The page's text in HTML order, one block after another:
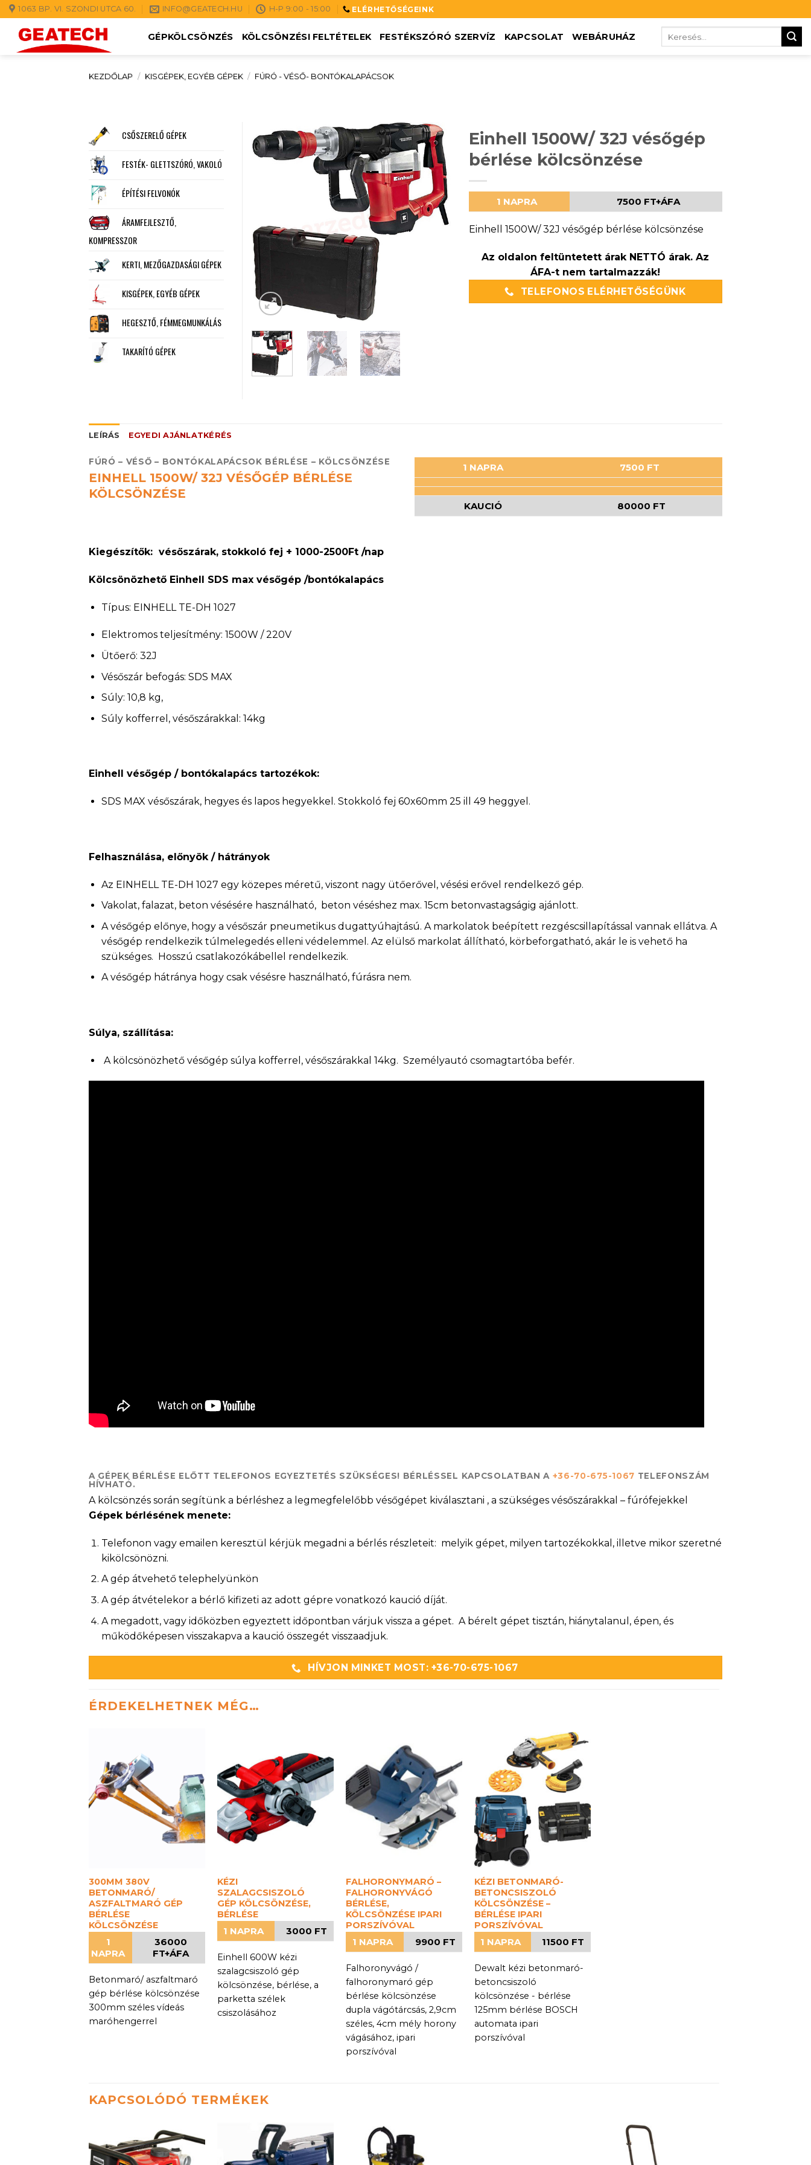
Skip
content
1063 BP. VI. SZONDI UTCA 60. INFO@GEATECH.HU H-P 9:00 - 15:00 ELÉRHETŐSÉGEINK
GÉPKÖLCSÖNZÉS KÖLCSÖNZÉSI FELTÉTELEK FESTÉKSZÓRÓ SZERVÍZ KAPCSOLAT WEBÁRUHÁZ
KEZDŐLAP / KISGÉPEK, EGYÉB GÉPEK / FÚRÓ - VÉSŐ- BONTÓKALAPÁCSOK
Einhell 1500W/ 32J vésőgép
bérlése kölcsönzése
1 NAPRA 7500 FT+ÁFA
Einhell 1500W/ 32J vésőgép bérlése kölcsönzése
Az oldalon feltüntetett árak NETTÓ árak. Az
ÁFA-t nem tartalmazzák!
TELEFONOS ELÉRHETŐSÉGÜNK
CSŐSZERELŐ GÉPEK
FESTÉK- GLETTSZÓRÓ, VAKOLÓ
ÉPÍTÉSI FELVONÓK
ÁRAMFEJLESZTŐ,
KOMPRESSZOR
KERTI, MEZŐGAZDASÁGI GÉPEK
KISGÉPEK, EGYÉB GÉPEK
HEGESZTŐ, FÉMMEGMUNKÁLÁS
TAKARÍTÓ GÉPEK
LEÍRÁS EGYEDI AJÁNLATKÉRÉS
FÚRÓ – VÉSŐ – BONTÓKALAPÁCSOK BÉRLÉSE – KÖLCSÖNZÉSE
EINHELL 1500W/ 32J VÉSŐGÉP BÉRLÉSE
KÖLCSÖNZÉSE
1 NAPRA 7500 FT
KAUCIÓ 80000 FT
Kiegészítők: vésőszárak, stokkoló fej + 1000-2500Ft /nap
Kölcsönözhető Einhell SDS max vésőgép /bontókalapács
Típus: EINHELL TE-DH 1027
Elektromos teljesítmény: 1500W / 220V
Ütőerő: 32J
Vésőszár befogás: SDS MAX
Súly: 10,8 kg,
Súly kofferrel, vésőszárakkal: 14kg
Einhell vésőgép / bontókalapács tartozékok:
SDS MAX vésőszárak, hegyes és lapos hegyekkel. Stokkoló fej 60x60mm 25 ill 49 heggyel.
Felhasználása, előnyök / hátrányok
Az EINHELL TE-DH 1027 egy közepes méretű, viszont nagy ütőerővel, vésési erővel rendelkező gép.
Vakolat, falazat, beton vésésére használható, beton véséshez max. 15cm betonvastagságig ajánlott.
A vésőgép előnye, hogy a vésőszár pneumetikus dugattyúhajtású. A markolatok beépített rezgéscsillapítással vannak ellátva. A
vésőgép rendelkezik túlmelegedés elleni védelemmel. Az elülső markolat állítható, körbeforgatható, akár le is vehető ha
szükséges. Hosszú csatlakozókábellel rendelkezik.
A vésőgép hátránya hogy csak vésésre használható, fúrásra nem.
Súlya, szállítása:
A kölcsönözhető vésőgép súlya kofferrel, vésőszárakkal 14kg. Személyautó csomagtartóba befér.
A GÉPEK BÉRLÉSE ELŐTT TELEFONOS EGYEZTETÉS SZÜKSÉGES! BÉRLÉSSEL KAPCSOLATBAN A +36-70-675-1067 TELEFONSZÁM
HÍVHATÓ.
A kölcsönzés során segítünk a bérléshez a legmegfelelőbb vésőgépet kiválasztani , a szükséges vésőszárakkal – fúrófejekkel
Gépek bérlésének menete:
Telefonon vagy emailen keresztül kérjük megadni a bérlés részleteit: melyik gépet, milyen tartozékokkal, illetve mikor szeretné
kikölcsönözni.
A gép átvehető telephelyünkön
A gép átvételekor a bérlő kifizeti az adott gépre vonatkozó kaució díját.
A megadott, vagy időközben egyeztett időpontban várjuk vissza a gépet. A bérelt gépet tisztán, hiánytalanul, épen, és
működőképesen visszakapva a kaució összegét visszaadjuk.
HÍVJON MINKET MOST: +36-70-675-1067
ÉRDEKELHETNEK MÉG…
300MM 380V
BETONMARÓ/
ASZFALTMARÓ GÉP
BÉRLÉSE
KÖLCSÖNZÉSE
1
NAPRA
36000
FT+ÁFA
Betonmaró/ aszfaltmaró
gép bérlése kölcsönzése
300mm széles vídeás
maróhengerrel
KÉZI
SZALAGCSISZOLÓ
GÉP KÖLCSÖNZÉSE,
BÉRLÉSE
1 NAPRA 3000 FT
Einhell 600W kézi
szalagcsiszoló gép
kölcsönzése, bérlése, a
parketta szélek
csiszolásához
FALHORONYMARÓ –
FALHORONYVÁGÓ
BÉRLÉSE,
KÖLCSÖNZÉSE IPARI
PORSZÍVÓVAL
1 NAPRA 9900 FT
Falhoronyvágó /
falhoronymaró gép
bérlése kölcsönzése
dupla vágótárcsás, 2,9cm
széles, 4cm mély horony
vágásához, ipari
porszívóval
KÉZI BETONMARÓ-
BETONCSISZOLÓ
KÖLCSÖNZÉSE –
BÉRLÉSE IPARI
PORSZÍVÓVAL
1 NAPRA 11500 FT
Dewalt kézi betonmaró-
betoncsiszoló
kölcsönzése - bérlése
125mm bérlése BOSCH
automata ipari
porszívóval
KAPCSOLÓDÓ TERMÉKEK